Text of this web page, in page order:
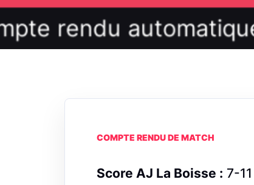
COMPTE RENDU DE MATCH
Score AJ La Boisse : 7-